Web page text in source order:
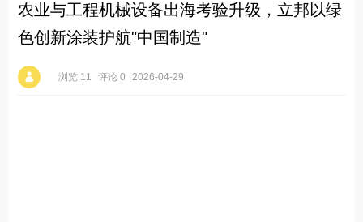
农业与工程机械设备出海考验升级，立邦以绿
色创新涂装护航"中国制造"
浏览 11 评论 0 2026-04-29